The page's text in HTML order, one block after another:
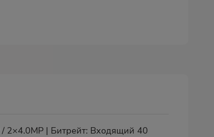
2×4.0MP | Битрейт: Входящий 40